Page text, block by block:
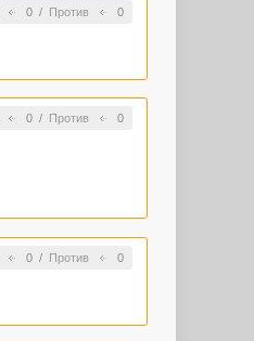
0/ Против 0
0/ Против 0
0/ Против 0